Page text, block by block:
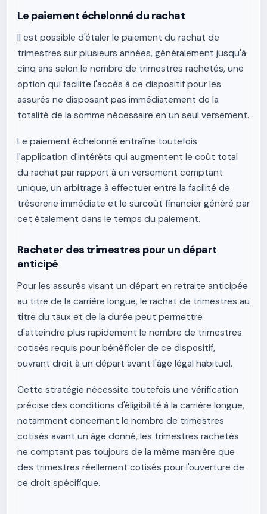
Le paiement échelonné du rachat
Il est possible d'étaler le paiement du rachat de
trimestres sur plusieurs années, généralement jusqu'à
cinq ans selon le nombre de trimestres rachetés, une
option qui facilite l'accès à ce dispositif pour les
assurés ne disposant pas immédiatement de la
totalité de la somme nécessaire en un seul versement.
Le paiement échelonné entraîne toutefois
l'application d'intérêts qui augmentent le coût total
du rachat par rapport à un versement comptant
unique, un arbitrage à effectuer entre la facilité de
trésorerie immédiate et le surcoût financier généré par
cet étalement dans le temps du paiement.
Racheter des trimestres pour un départ
anticipé
Pour les assurés visant un départ en retraite anticipée
au titre de la carrière longue, le rachat de trimestres au
titre du taux et de la durée peut permettre
d'atteindre plus rapidement le nombre de trimestres
cotisés requis pour bénéficier de ce dispositif,
ouvrant droit à un départ avant l'âge légal habituel.
Cette stratégie nécessite toutefois une vérification
précise des conditions d'éligibilité à la carrière longue,
notamment concernant le nombre de trimestres
cotisés avant un âge donné, les trimestres rachetés
ne comptant pas toujours de la même manière que
des trimestres réellement cotisés pour l'ouverture de
ce droit spécifique.